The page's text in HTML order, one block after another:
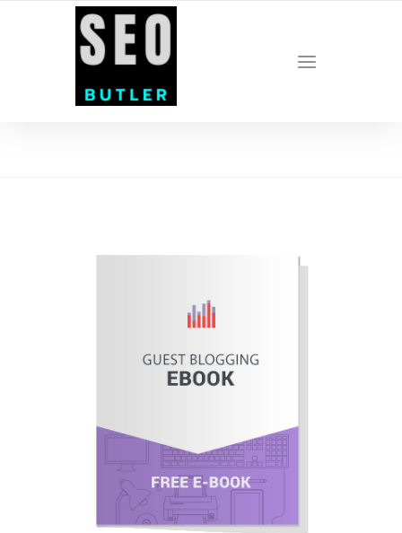
YOUR LOCAL DIGITAL MARKETING AGENCY